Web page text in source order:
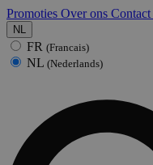
Promoties Over ons Contact
NL
FR (Francais)
NL (Nederlands)